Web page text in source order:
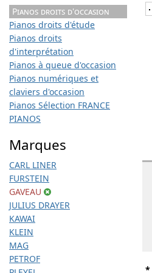
Pianos droits d'occasion
Pianos droits d'étude
Pianos droits
d'interprétation
Pianos à queue d'occasion
Pianos numériques et
claviers d'occasion
Pianos Sélection FRANCE
PIANOS
Marques
CARL LINER
FURSTEIN
GAVEAU
JULIUS DRAYER
KAWAI
KLEIN
MAG
PETROF
*